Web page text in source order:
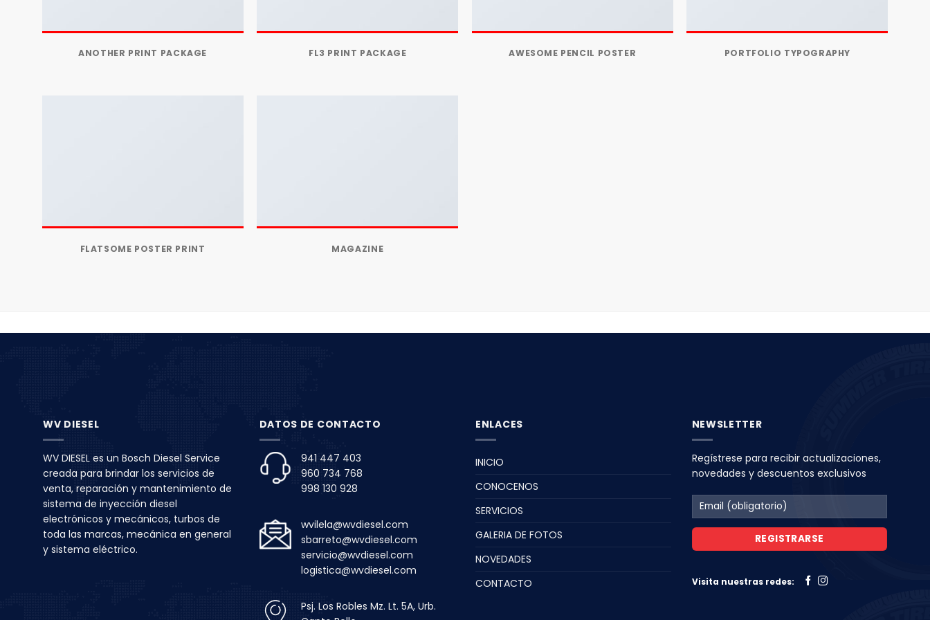
ANOTHER PRINT PACKAGE FL3 PRINT PACKAGE AWESOME PENCIL POSTER PORTFOLIO TYPOGRAPHY
FLATSOME POSTER PRINT MAGAZINE
WV DIESEL
WV DIESEL es un Bosch Diesel Service
creada para brindar los servicios de
venta, reparación y mantenimiento de
sistema de inyección diesel
electrónicos y mecánicos, turbos de
toda las marcas, mecánica en general
y sistema eléctrico.
DATOS DE CONTACTO
941 447 403
960 734 768
998 130 928
wvilela@wvdiesel.com
sbarreto@wvdiesel.com
servicio@wvdiesel.com
logistica@wvdiesel.com
Psj. Los Robles Mz. Lt. 5A, Urb.
ENLACES
INICIO
CONOCENOS
SERVICIOS
GALERIA DE FOTOS
NOVEDADES
CONTACTO
NEWSLETTER
Regístrese para recibir actualizaciones,
novedades y descuentos exclusivos
Visita nuestras redes: